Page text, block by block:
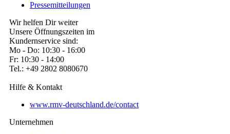
Pressemitteilungen
Wir helfen Dir weiter
Unsere Öffnungszeiten im
Kundernservice sind:
Mo - Do: 10:30 - 16:00
Fr: 10:30 - 14:00
Tel.: +49 2802 8080670
Hilfe & Kontakt
www.rmv-deutschland.de/contact
Unternehmen